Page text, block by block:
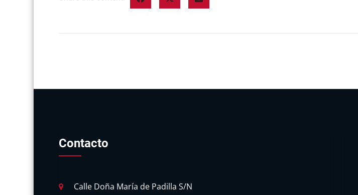
Contacto
Calle Doña María de Padilla S/N